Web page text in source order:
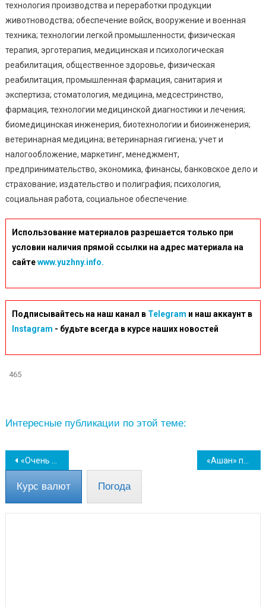
технология производства и переработки продукции
животноводства; обеспечение войск, вооружение и военная
техника; технологии легкой промышленности; физическая
терапия, эрготерапия, медицинская и психологическая
реабилитация, общественное здоровье, физическая
реабилитация, промышленная фармация, санитария и
экспертиза; стоматология, медицина, медсестринство,
фармация, технологии медицинской диагностики и лечения;
биомедицинская инженерия, биотехнологии и биоинженерия;
ветеринарная медицина; ветеринарная гигиена; учет и
налогообложение, маркетинг, менеджмент,
предпринимательство, экономика, финансы, банковское дело и
страхование; издательство и полиграфия; психология,
социальная работа, социальное обеспечение.
Использование материалов разрешается только при
условии наличия прямой ссылки на адрес материала на
сайтеwww.yuzhny.info.
Подписывайтесь на наш канал в Telegram и наш аккаунт в
Instagram - будьте всегда в курсе наших новостей
465
Интересные публикации по этой теме:
Навігація
записів
«Очень бы хотелось, чтобы со временем открылась часть нашего пляжа» – мэр Южного
Курс валют Погода